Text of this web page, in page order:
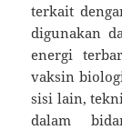
terkait
digunakan
energi
vaksin
sisi lain,
dalam